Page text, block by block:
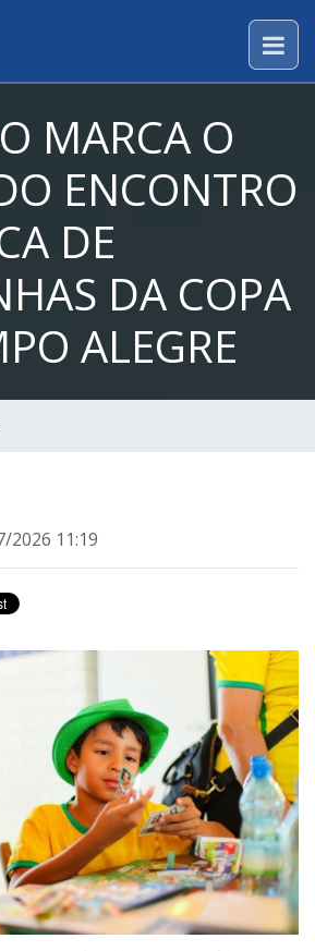
MARCA O
ENCONTRO
DE
DA COPA
ALEGRE
2026 11:19